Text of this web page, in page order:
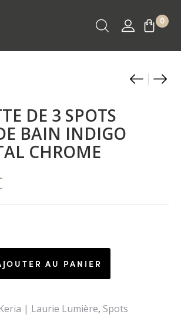
0
Spot
DE 3 SPOTS
BAIN INDIGO
CHROME
AU PANIER
| Laurie Lumière, Spots